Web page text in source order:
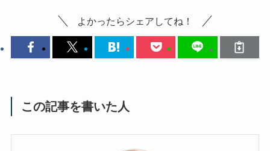
よかったらシェアしてね！
この記事を書いた人